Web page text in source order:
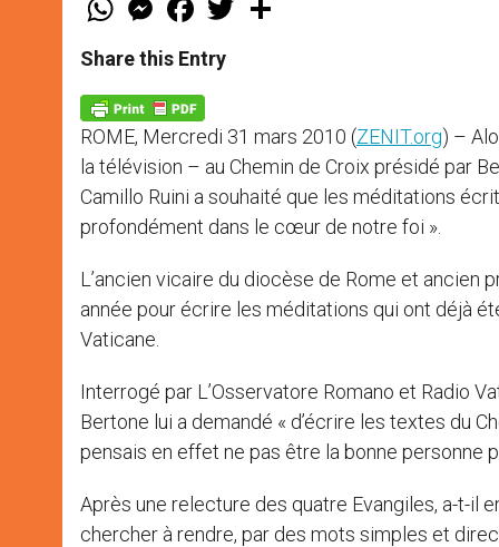
t
s
p
p
e
s
e
g
e
r
a
e
b
k
w
Share this Entry
ROME, Mercredi 31 mars 2010 (ZENIT.org) –
la télévision – au Chemin de Croix présidé par
Camillo Ruini a souhaité que les méditations
profondément dans le cœur de notre foi ».
L’ancien vicaire du diocèse de Rome et
année pour écrire les méditations qui ont déjà
Vaticane.
Interrogé par L’Osservatore Romano et Radio
Bertone lui a demandé « d’écrire les textes du
pensais en effet ne pas être la bonne personne
Après une relecture des quatre Evangiles, a-t-il
chercher à rendre, par des mots simples et